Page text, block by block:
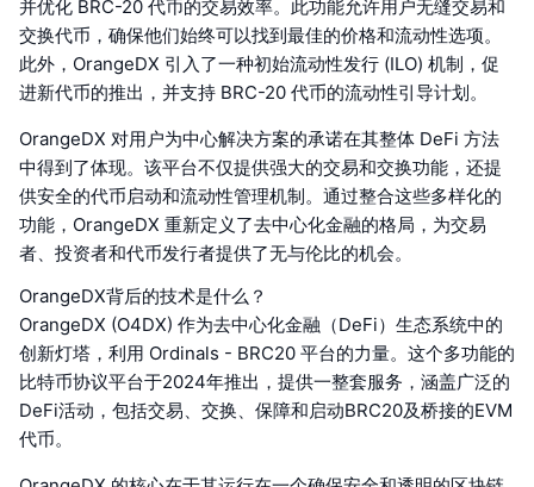
并优化 BRC-20 代币的交易效率。此功能允许用户无缝交易和
交换代币，确保他们始终可以找到最佳的价格和流动性选项。
此外，OrangeDX 引入了一种初始流动性发行 (ILO) 机制，促
进新代币的推出，并支持 BRC-20 代币的流动性引导计划。
OrangeDX 对用户为中心解决方案的承诺在其整体 DeFi 方法
中得到了体现。该平台不仅提供强大的交易和交换功能，还提
供安全的代币启动和流动性管理机制。通过整合这些多样化的
功能，OrangeDX 重新定义了去中心化金融的格局，为交易
者、投资者和代币发行者提供了无与伦比的机会。
OrangeDX背后的技术是什么？
OrangeDX (O4DX) 作为去中心化金融（DeFi）生态系统中的
创新灯塔，利用 Ordinals - BRC20 平台的力量。这个多功能的
比特币协议平台于2024年推出，提供一整套服务，涵盖广泛的
DeFi活动，包括交易、交换、保障和启动BRC20及桥接的EVM
代币。